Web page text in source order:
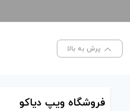
پرش به بالا
فروشگاه ویپ دیاکو